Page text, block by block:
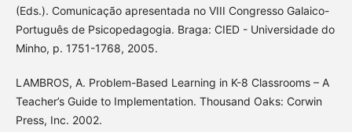
(Eds.). Comunicação apresentada no VIII Congresso Galaico-
Português de Psicopedagogia. Braga: CIED - Universidade do
Minho, p. 1751-1768, 2005.
LAMBROS, A. Problem-Based Learning in K-8 Classrooms – A
Teacher’s Guide to Implementation. Thousand Oaks: Corwin
Press, Inc. 2002.